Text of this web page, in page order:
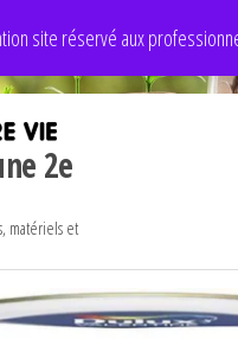
site réservé aux
2e
matériels et